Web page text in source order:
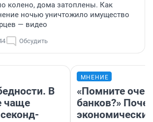
колено, дома затоплены. Как
ночью уничтожило имущество
— видео
Обсудить
В
чаще
МНЕНИЕ
«Помните
банков?»